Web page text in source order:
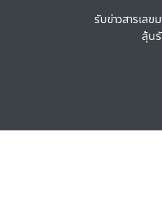
รับข่าวสารเล
ลุ้น